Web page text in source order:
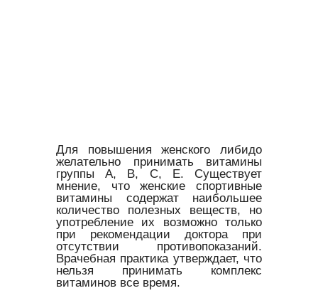
Для повышения женского либидо
желательно принимать витамины
группы А, В, С, Е. Существует
мнение, что женские спортивные
витамины содержат наибольшее
количество полезных веществ, но
употребление их возможно только
при рекомендации доктора при
отсутствии противопоказаний.
Врачебная практика утверждает, что
нельзя принимать комплекс
витаминов все время.